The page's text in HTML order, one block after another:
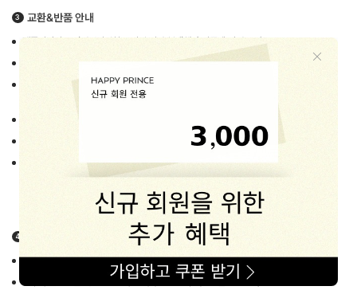
교환&반품 안내
제품이상시 공정거래위원회 고시 소비자 분쟁해결 기준에 의거 보상
교환 및 반품의 경우 제품 수령 후 반드시 7일 이내에 신청해 주시기 바랍니다.
불량상품은 동일상품, 동일색상, 동일사이즈로만 가능하며 이를 변경 시 택배비는 고객님
교환, 반품시 차액발생 할 경우 따로 요청하지 않으면 적립금으로 적립됩니다.
고객변심으로 인한 교환/반품시 배송비는 고객님 부담입니다.
카드 및 계좌이체 취소의 경우 카드사의 승인을 거쳐 처리가 되므로 보통 5일 (휴일제외)
정도 시일이 걸릴 수 있습니다.
동봉된 교환요청서에 자세히 기재 후 [교환/반품] 게시판에 신청해주세요.
접수가 완료되면 해피프린스가 택배사에 직접 수거요청을 드립니다.